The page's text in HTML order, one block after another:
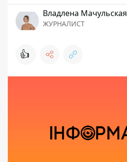
Владлена Мачульская
ЖУРНАЛИСТ
👍